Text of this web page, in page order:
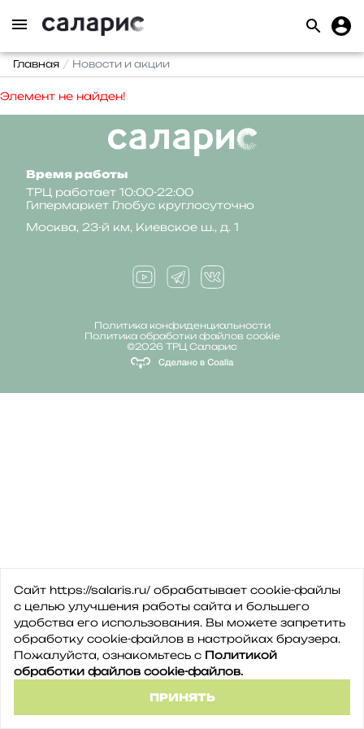
Главная Новости и акции
Элемент не найден!
Время работы
ТРЦ работает 10:00-22:00
Гипермаркет Глобус круглосуточно
Москва, 23-й км, Киевское ш., д. 1
Политика конфиденциальности
Политика обработки файлов cookie
©2026 ТРЦ Саларис
Сайт https://salaris.ru/ обрабатывает cookie-файлы
с целью улучшения работы сайта и большего
удобства его использования. Вы можете запретить
обработку сookie-файлов в настройках браузера.
Пожалуйста, ознакомьтесь с Политикой
обработки файлов cookie-файлов.
ПРИНЯТЬ